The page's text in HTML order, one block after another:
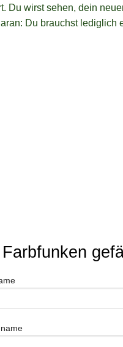
Du wirst sehen, dein
Du brauchst lediglich
Farbfunken